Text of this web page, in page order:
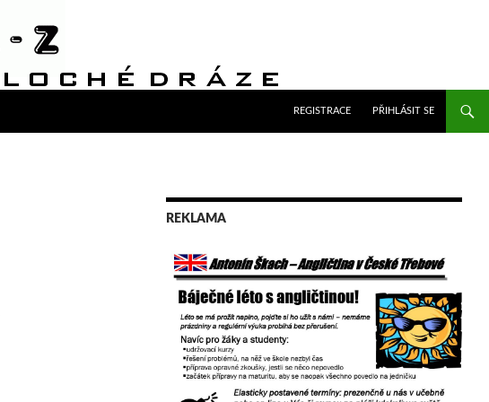
REGISTRACE
PŘIHLÁSIT SE
REKLAMA